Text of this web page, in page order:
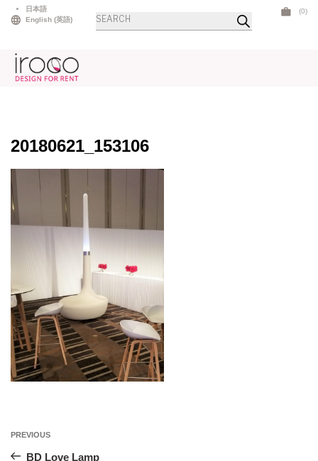
日本語
English (英語)
商
品
(0)
20180621_153106
投
Previous
PREVIOUS
BD Love Lamp